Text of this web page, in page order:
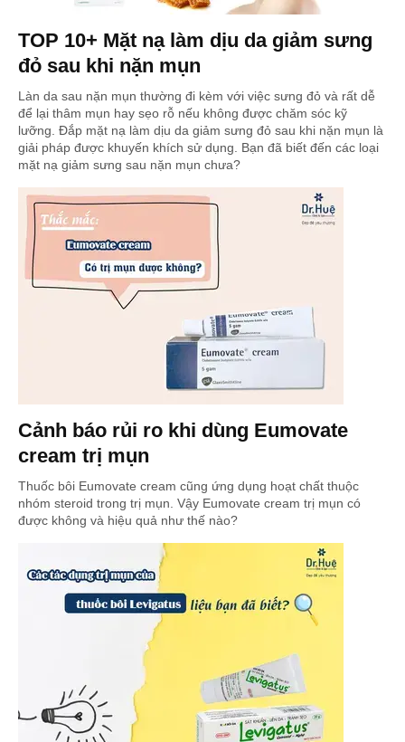
TOP 10+ Mặt nạ làm dịu da giảm sưng
đỏ sau khi nặn mụn
Làn da sau nặn mụn thường đi kèm với việc sưng đỏ và rất dễ
để lại thâm mụn hay sẹo rỗ nếu không được chăm sóc kỹ
lưỡng. Đắp mặt nạ làm dịu da giảm sưng đỏ sau khi nặn mụn là
giải pháp được khuyến khích sử dụng. Bạn đã biết đến các loại
mặt nạ giảm sưng sau nặn mụn chưa?
Cảnh báo rủi ro khi dùng Eumovate
cream trị mụn
Thuốc bôi Eumovate cream cũng ứng dụng hoạt chất thuộc
nhóm steroid trong trị mụn. Vậy Eumovate cream trị mụn có
được không và hiệu quả như thế nào?